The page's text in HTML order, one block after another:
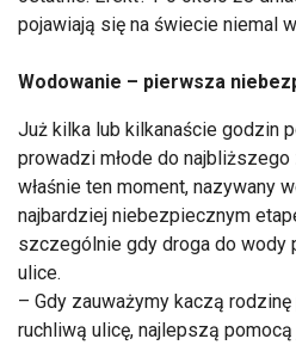
pojawiają się na świecie niemal
Wodowanie – pierwsza
Już kilka lub kilkanaście godzin
prowadzi młode do
właśnie ten moment, nazywany
najbardziej niebezpiecznym
szczególnie gdy droga do wody
ulice.
– Gdy zauważymy kaczą
ruchliwą ulicę, najlepszą